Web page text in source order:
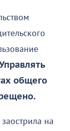
общего
на